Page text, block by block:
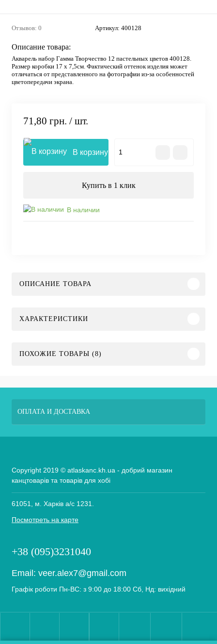
Отзывов: 0 Артикул: 400128
Описание товара:
Акварель набор Гамма Творчество 12 пастельных цветов 400128.
Размер коробки 17 х 7,5см. Фактический оттенок изделия может
отличаться от представленного на фотографии из-за особенностей
цветопередачи экрана.
71,80 грн. / шт.
В корзину
Купить в 1 клик
В наличии
ОПИСАНИЕ ТОВАРА
ХАРАКТЕРИСТИКИ
ПОХОЖИЕ ТОВАРЫ (8)
ОПЛАТА И ДОСТАВКА
Copyright 2019 © atlaskanc.kh.ua - добрий магазин
канцтоварів та товарів для хобі
61051, м. Харків а/с 1231.
Посмотреть на карте
+38 (095)3231040
Email: veer.alex7@gmail.com
Графік роботи Пн-ВС: з 9:00 до 18:00 Сб, Нд: вихідний